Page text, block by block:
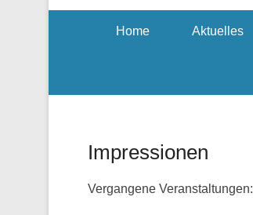
Home Aktuelles
Impressionen
Vergangene Veranstaltungen: